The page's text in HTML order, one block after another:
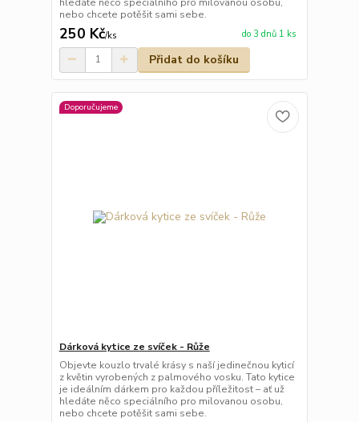
nebo chcete potěšit sami sebe.
250 Kč/ks do 3 dnů 1 ks
Přidat do košíku
Doporučujeme
Dárková kytice ze svíček - Růže
Objevte kouzlo trvalé krásy s naší jedinečnou kyticí
z květin vyrobených z palmového vosku. Tato kytice
je ideálním dárkem pro každou příležitost – ať už
hledáte něco speciálního pro milovanou osobu,
nebo chcete potěšit sami sebe.